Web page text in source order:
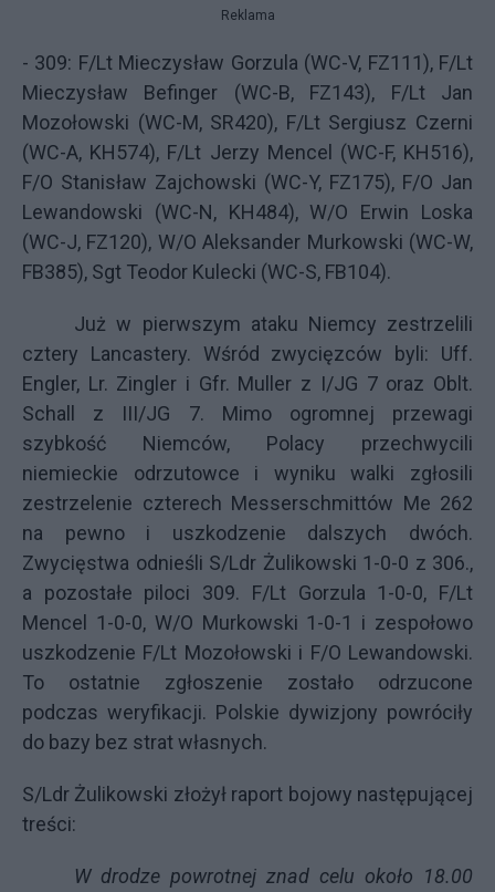
Reklama
- 309: F/Lt Mieczysław Gorzula (WC-V, FZ111), F/Lt
Mieczysław Befinger (WC-B, FZ143), F/Lt Jan
Mozołowski (WC-M, SR420), F/Lt Sergiusz Czerni
(WC-A, KH574), F/Lt Jerzy Mencel (WC-F, KH516),
F/O Stanisław Zajchowski (WC-Y, FZ175), F/O Jan
Lewandowski (WC-N, KH484), W/O Erwin Loska
(WC-J, FZ120), W/O Aleksander Murkowski (WC-W,
FB385), Sgt Teodor Kulecki (WC-S, FB104).
Już w pierwszym ataku Niemcy zestrzelili
cztery Lancastery. Wśród zwycięzców byli: Uff.
Engler, Lr. Zingler i Gfr. Muller z I/JG 7 oraz Oblt.
Schall z III/JG 7. Mimo ogromnej przewagi
szybkość Niemców, Polacy przechwycili
niemieckie odrzutowce i wyniku walki zgłosili
zestrzelenie czterech Messerschmittów Me 262
na pewno i uszkodzenie dalszych dwóch.
Zwycięstwa odnieśli S/Ldr Żulikowski 1-0-0 z 306.,
a pozostałe piloci 309. F/Lt Gorzula 1-0-0, F/Lt
Mencel 1-0-0, W/O Murkowski 1-0-1 i zespołowo
uszkodzenie F/Lt Mozołowski i F/O Lewandowski.
To ostatnie zgłoszenie zostało odrzucone
podczas weryfikacji. Polskie dywizjony powróciły
do bazy bez strat własnych.
S/Ldr Żulikowski złożył raport bojowy następującej
treści:
W drodze powrotnej znad celu około 18.00